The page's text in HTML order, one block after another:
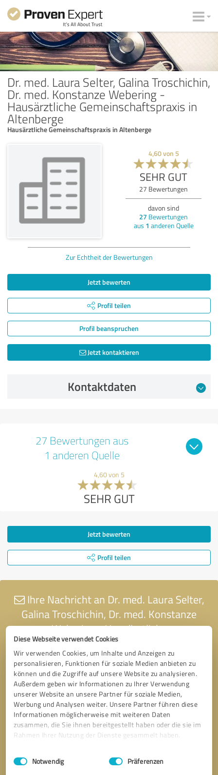
Diese Webseite verwendet Cookies
Wir verwenden Cookies, um Inhalte und Anzeigen zu
personalisieren, Funktionen für soziale Medien anbieten zu
können und die Zugriffe auf unsere Website zu analysieren.
Außerdem geben wir Informationen zu Ihrer Verwendung
unserer Website an unsere Partner für soziale Medien,
Werbung und Analysen weiter. Unsere Partner führen diese
Informationen möglicherweise mit weiteren Daten
zusammen, die Sie ihnen bereitgestellt haben oder die sie im
Rahmen Ihrer Nutzung der Dienste gesammelt haben.
Impressum Datenschutzbestimmungen
Einwilligungsauswahl
Notwendig Präferenzen
Dr. med. Laura Selter, Galina Troschichin,
Dr. med. Konstanze Webering -
Hausärztliche Gemeinschaftspraxis in
Altenberge
Hausärztliche Gemeinschaftspraxis in Altenberge
4,60von 5
SEHR GUT
27 Bewertungen
davon sind
27 Bewertungen
aus 1 anderen Quelle
Zur Echtheit der Bewertungen
Jetzt bewerten
Profil teilen
Profil beanspruchen
Jetzt kontaktieren
Kontaktdaten
27 Bewertungen aus
1 anderen Quelle
4,60 von 5
SEHR GUT
Jetzt bewerten
Profil teilen
Ihre Nachricht an Dr. med. Laura Selter,
Galina Troschichin, Dr. med. Konstanze
Webering - Hausärztliche
Gemeinschaftspraxis in Altenberge